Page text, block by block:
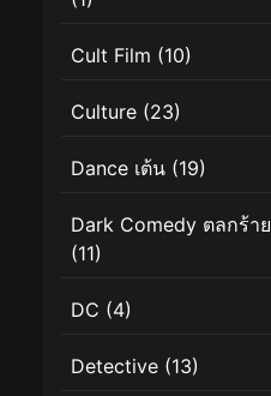
Cult Film (10)
Culture (23)
Dance เต้น (19)
Dark Comedy ตลกร้าย
(11)
DC (4)
Detective (13)